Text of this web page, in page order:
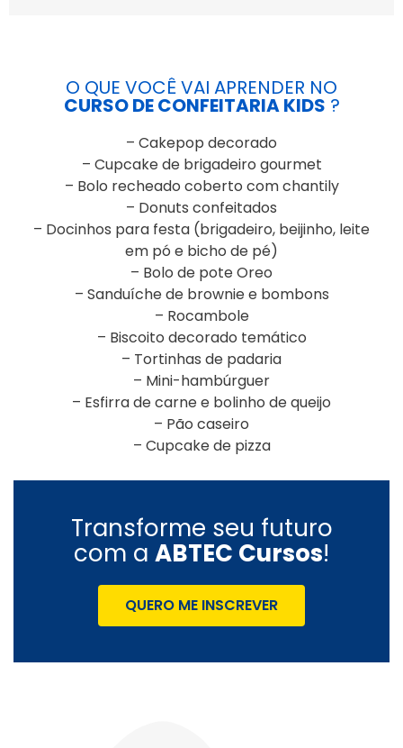
O QUE VOCÊ VAI APRENDER NO
CURSO DE CONFEITARIA KIDS ?
– Cakepop decorado
– Cupcake de brigadeiro gourmet
– Bolo recheado coberto com chantily
– Donuts confeitados
– Docinhos para festa (brigadeiro, beijinho, leite
em pó e bicho de pé)
– Bolo de pote Oreo
– Sanduíche de brownie e bombons
– Rocambole
– Biscoito decorado temático
– Tortinhas de padaria
– Mini-hambúrguer
– Esfirra de carne e bolinho de queijo
– Pão caseiro
– Cupcake de pizza
Transforme seu futuro
com a ABTEC Cursos!
QUERO ME INSCREVER